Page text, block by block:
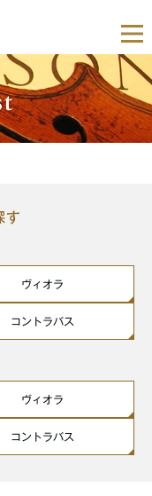
す
ヴィオラ
コントラバス
ヴィオラ
コントラバス